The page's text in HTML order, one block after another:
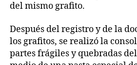
del mismo grafito.
Después del registro y de la
los grafitos, se realizó la
partes frágiles y quebradas